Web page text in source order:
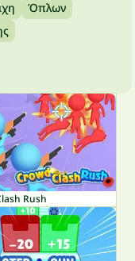
Όπλων
Rush